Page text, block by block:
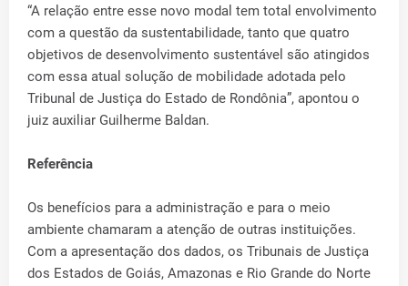
“A relação entre esse novo modal tem total envolvimento
com a questão da sustentabilidade, tanto que quatro
objetivos de desenvolvimento sustentável são atingidos
com essa atual solução de mobilidade adotada pelo
Tribunal de Justiça do Estado de Rondônia”, apontou o
juiz auxiliar Guilherme Baldan.
Referência
Os benefícios para a administração e para o meio
ambiente chamaram a atenção de outras instituições.
Com a apresentação dos dados, os Tribunais de Justiça
dos Estados de Goiás, Amazonas e Rio Grande do Norte